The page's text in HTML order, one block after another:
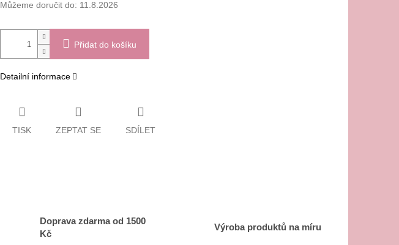
Můžeme doručit do: 11.8.2026
Přidat do košíku
Detailní informace
TISK ZEPTAT SE SDÍLET
Doprava zdarma od 1500
Kč
Výroba produktů na míru